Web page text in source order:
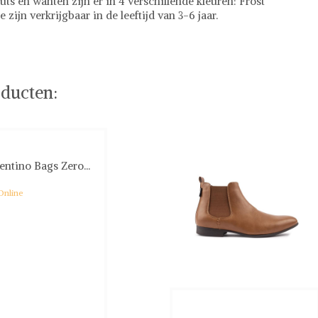
zijn verkrijgbaar in de leeftijd van 3-6 jaar.
Bags Zero...